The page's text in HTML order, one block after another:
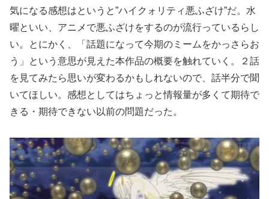
気になる感想はというと”ハイクォリティ悪ふざけ”だ。水
曜といい、アニメで悪ふざけをするのが流行っているらし
い。とにかく、「話題になって今期のミームをかっさらお
う」という意思が見えた本作品の概要を触れていく。２話
を見てみたら思いが変わるかもしれないので、話半分で聞
いてほしい。感想としてはちょっと情報量が多くて期待で
きる・期待できない以前の問題だった。